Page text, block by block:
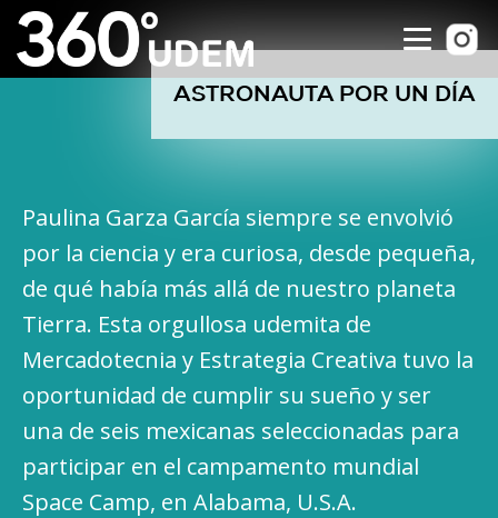
ASTRONAUTA POR UN DÍA
Paulina Garza García siempre se envolvió
por la ciencia y era curiosa, desde pequeña,
de qué había más allá de nuestro planeta
Tierra. Esta orgullosa udemita de
Mercadotecnia y Estrategia Creativa tuvo la
oportunidad de cumplir su sueño y ser
una de seis mexicanas seleccionadas para
participar en el campamento mundial
Space Camp, en Alabama, U.S.A.